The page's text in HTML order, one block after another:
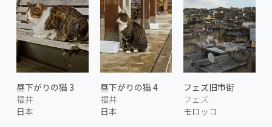
昼下がりの猫 3
福井
日本
昼下がりの猫 4
福井
日本
フェズ旧市街
フェズ
モロッコ